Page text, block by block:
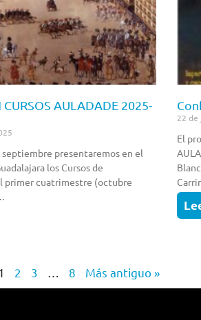
CURSOS AULADADE 2025-
septiembre presentaremos en el
los Cursos de
primer cuatrimestre (octubre
22 de
El
2 3 … 8 Más antiguo »